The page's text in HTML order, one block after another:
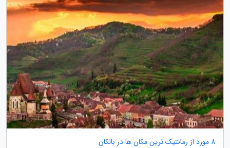
8 مورد از رمانتیک ترین مکان ها در بالکان